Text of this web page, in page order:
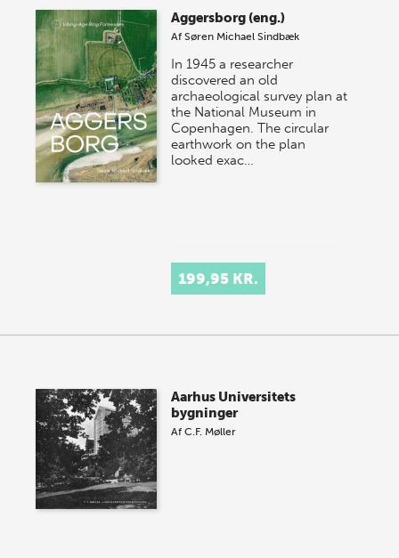
Aggersborg (eng.)
AfSøren Michael Sindbæk
In 1945 a researcher
discovered an old
archaeological survey plan at
the National Museum in
Copenhagen. The circular
earthwork on the plan
looked exac…
199,95 KR.
Aarhus Universitets
bygninger
AfC.F. Møller